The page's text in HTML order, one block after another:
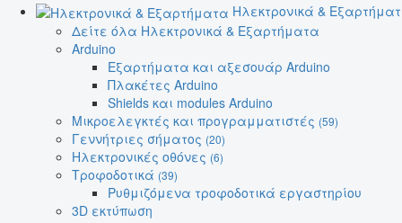
Ηλεκτρονικά &
Δείτε όλα Ηλεκτρονικά & Εξαρτήματα
Arduino
Εξαρτήματα και αξεσουάρ Arduino
Πλακέτες Arduino
Shields και modules Arduino
Μικροελεγκτές και προγραμματιστές (59)
Γεννήτριες σήματος (20)
Ηλεκτρονικές οθόνες (6)
Τροφοδοτικά (39)
Ρυθμιζόμενα τροφοδοτικά εργαστηρίου
3D εκτύπωση